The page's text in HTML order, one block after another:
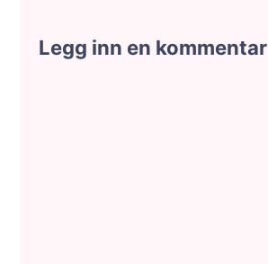
Legg inn en kommentar